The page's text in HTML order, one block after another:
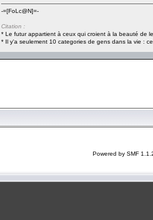
-=[FoLc@N]=-
Citation :
* Le futur appartient à ceux qui croient à la beauté de
* Il y'a seulement 10 categories de gens dans la vie :
Powered by SMF